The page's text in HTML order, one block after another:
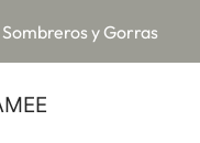
Sombreros y Gorras